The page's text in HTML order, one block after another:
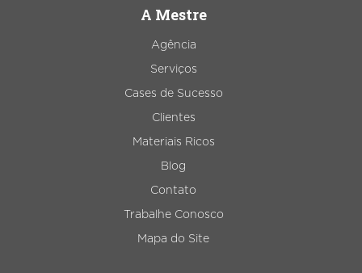
A Mestre
Agência
Serviços
Cases de Sucesso
Clientes
Materiais Ricos
Blog
Contato
Trabalhe Conosco
Mapa do Site